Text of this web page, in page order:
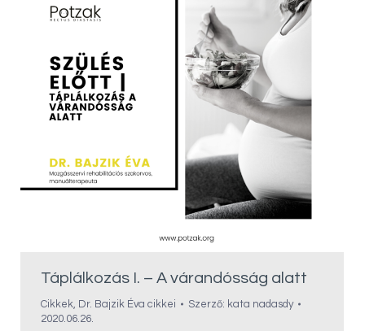
Táplálkozás I. – A várandósság alatt
Cikkek, Dr. Bajzik Éva cikkei Szerző: kata nadasdy
2020.06.26.